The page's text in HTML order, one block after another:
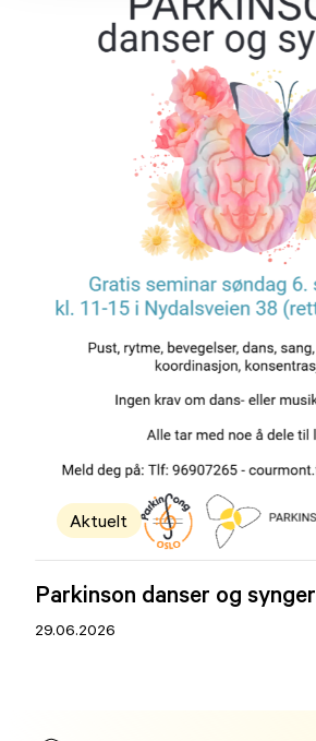
Aktuelt
Parkinson danser og synger
29.06.2026